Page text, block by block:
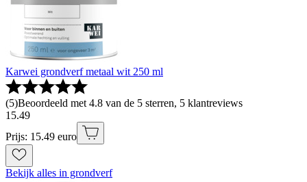
Karwei grondverf metaal wit 250 ml
(5)Beoordeeld met 4.8 van de 5 sterren, 5 klantreviews
15.49
Prijs: 15.49 euro
Bekijk alles in grondverf